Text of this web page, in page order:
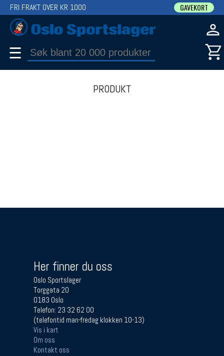
FRI FRAKT OVER KR 1000 GAVEKORT
☰
PRODUKT
Her finner du oss
Oslo Sportslager
Torggata 20
0183 Oslo
Telefon: 23 32 62 00
(telefontid man-fredag klokken 10-13)
Vis i kart
Om oss
Kontakt oss